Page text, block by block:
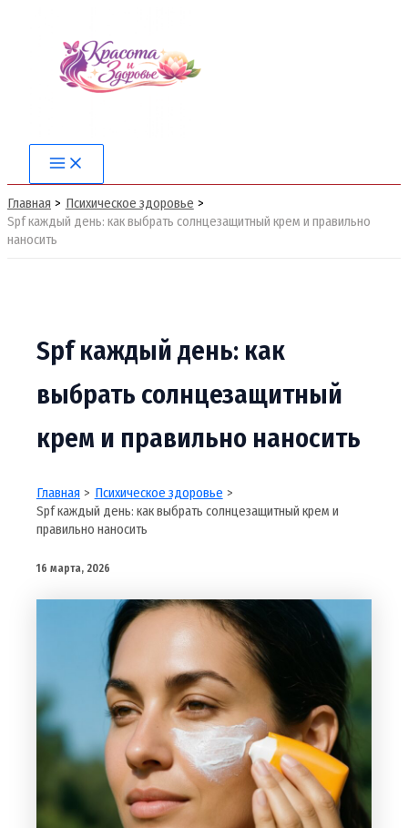
содержимому
Main
Menu
Главная
Психическое здоровье
Spf каждый день: как выбрать солнцезащитный крем и правильно
наносить
Spf каждый день: как
выбрать солнцезащитный
крем и правильно наносить
Главная
Психическое здоровье
Spf каждый день: как выбрать солнцезащитный крем и
правильно наносить
16 марта, 2026